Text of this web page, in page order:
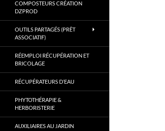
Gard.
COMPOSTEURS CRÉATION
DZPROD
OUTILS PARTAGÉS (PRÊT
ASSOCIATIF)
RÉEMPLOI RÉCUPÉRATION ET
BRICOLAGE
RÉCUPÉRATEURS D’EAU
PHYTOTHÉRAPIE &
HERBORISTERIE
AUXILIAIRES AU JARDIN